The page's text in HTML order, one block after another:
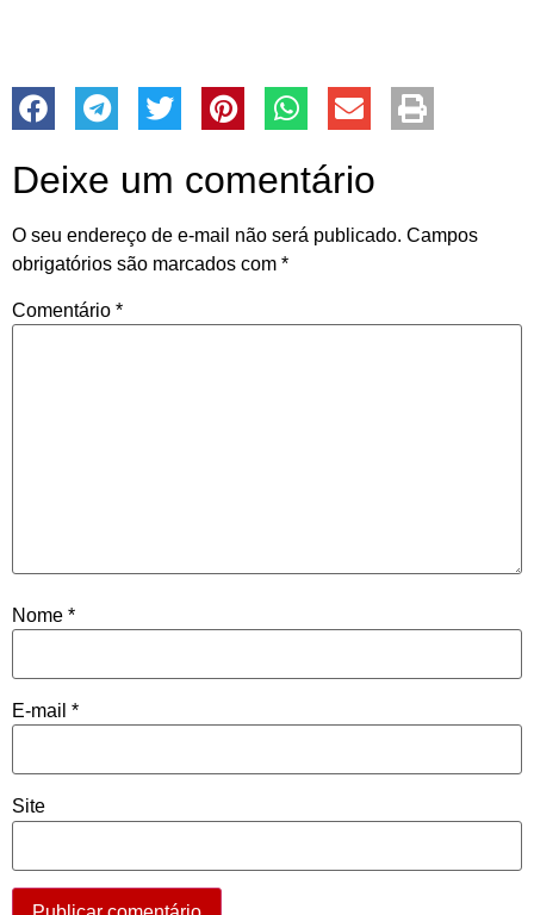
Deixe um comentário
O seu endereço de e-mail não será publicado. Campos
obrigatórios são marcados com *
Comentário *
Nome *
E-mail *
Site